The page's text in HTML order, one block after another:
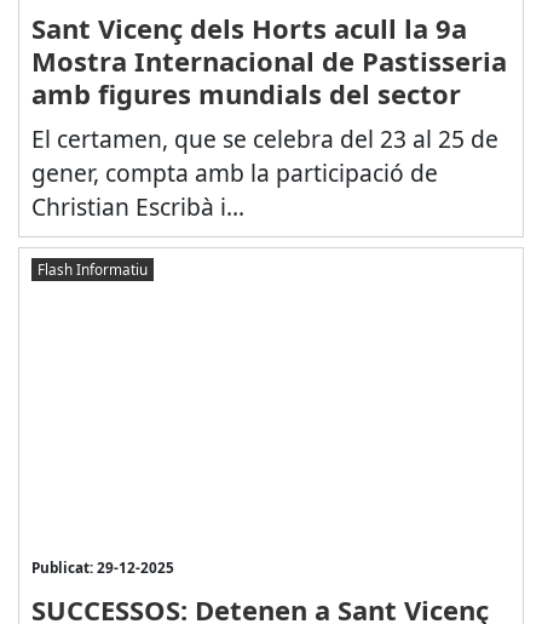
Sant Vicenç dels Horts acull la 9a
Mostra Internacional de Pastisseria
amb figures mundials del sector
El certamen, que se celebra del 23 al 25 de
gener, compta amb la participació de
Christian Escribà i...
Flash Informatiu
Publicat: 29-12-2025
SUCCESSOS: Detenen a Sant Vicenç